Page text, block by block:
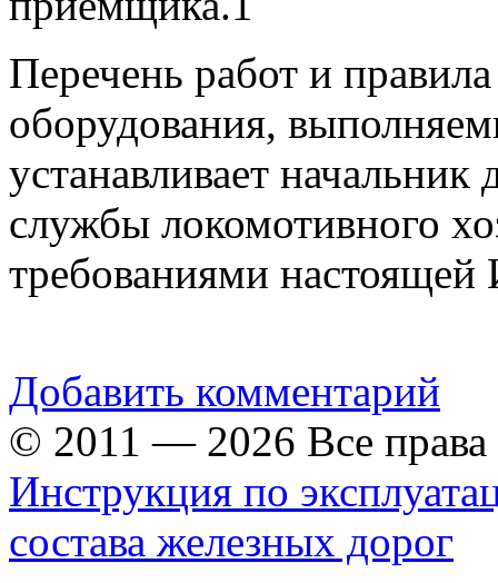
Перечень работ и
оборудования,
устанавливает
службы локомотивного
требованиями настоящей
Добавить комментарий
© 2011 — 2026 Все
Инструкция по
состава железных дорог